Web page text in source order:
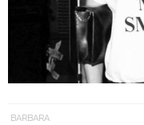
BARBARA